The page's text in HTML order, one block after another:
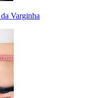
Varginha